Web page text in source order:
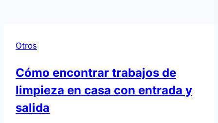
Otros
Cómo encontrar trabajos de
limpieza en casa con entrada y
salida